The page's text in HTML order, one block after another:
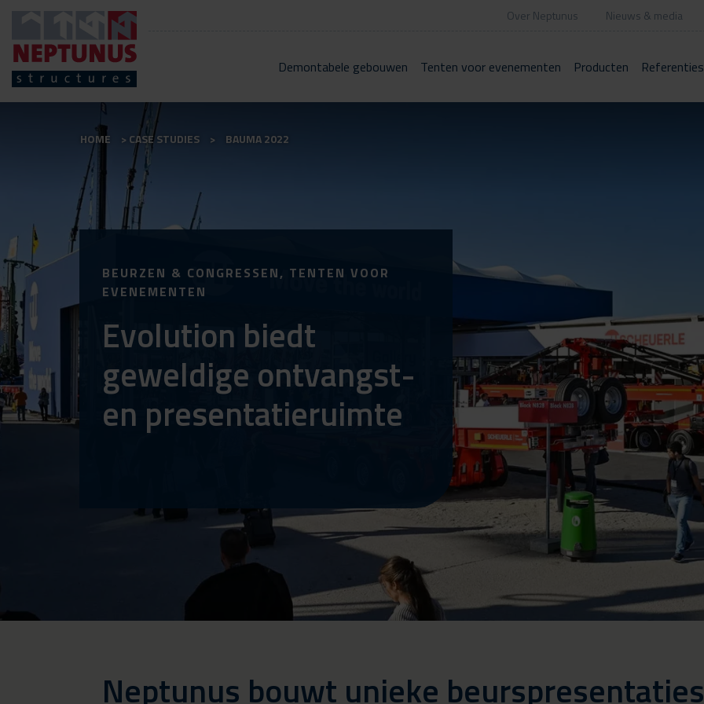
Over Neptunus Nieuws & media
Demontabele gebouwen Tenten voor evenementen Producten Referenties
HOME CASE STUDIES BAUMA 2022
BEURZEN & CONGRESSEN, TENTEN VOOR
EVENEMENTEN
Evolution biedt
geweldige ontvangst-
en presentatieruimte
Neptunus bouwt unieke